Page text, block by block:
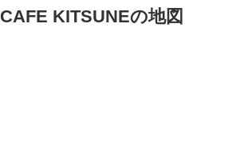
CAFE KITSUNEの地図